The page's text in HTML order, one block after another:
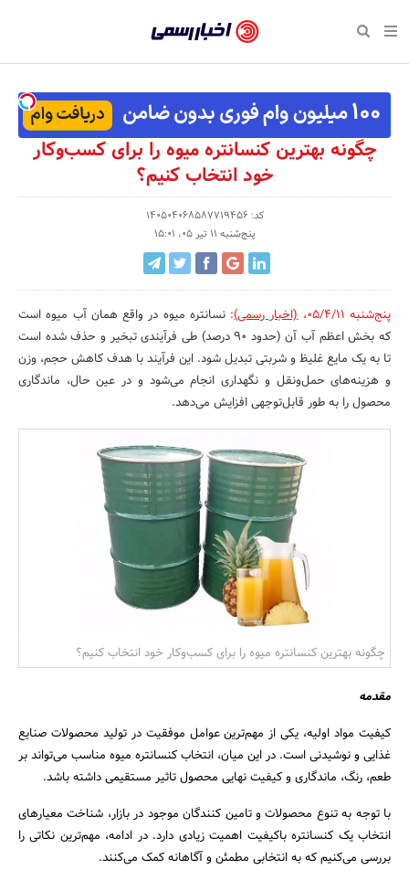
رسمی
-
اخبار
تایید
شده
شرکت‌ها،
سازمان‌ها
و
روابط
عمومی‌ها
بازگشت
صفحه نخست پایگاه خبری
اقتصادی
صفحه نخست اقتصادی
تجارت و بازار
کارآفرینی و استارتاپ
کسب و کار و خرده فروشی
صنایع غذایی و کشاورزی
کار و استخدام
بانک، بیمه و سرمایه
مسکن و ساختمان
اجتماعی
صفحه نخست اجتماعی
علم و آموزش
بهداشت و درمان
محیط زیست
تبلیغات و روابط عمومی
صفحه نخست فرهنگی
رسانه‌ها
نشریات و کتاب
صنایع دستی
صفحه نخست ورزش
تازه‌های ورزش
مکان‌های ورزشی
صفحه نخست سبک زندگی
سلامت و زیبایی
روانشناسی و موفقیت
رویداد
صفحه نخست رویداد
حراج و تخفیف
جشنواره، نمایشگاه و
چگونه بهترین کنسانتره میوه را برای کسب‌وکار
خود انتخاب کنیم؟
کد: 140504068587719456
پنج‌شنبه 11 تیر 05، 15:01
پنج‌شنبه 05/4/11 ،(اخبار رسمی):نسانتره میوه در واقع همان آب میوه است
که بخش اعظم آب آن (حدود ۹۰ درصد) طی فرآیندی تبخیر و حذف شده است
تا به یک مایع غلیظ و شربتی تبدیل شود. این فرآیند با هدف کاهش حجم، وزن
و هزینه‌های حمل‌ونقل و نگهداری انجام می‌شود و در عین حال، ماندگاری
محصول را به طور قابل‌توجهی افزایش می‌دهد.
چگونه بهترین کنسانتره میوه را برای کسب‌وکار خود انتخاب کنیم؟
مقدمه
کیفیت مواد اولیه، یکی از مهم‌ترین عوامل موفقیت در تولید محصولات صنایع
غذایی و نوشیدنی است. در این میان، انتخاب کنسانتره میوه مناسب می‌تواند بر
طعم، رنگ، ماندگاری و کیفیت نهایی محصول تاثیر مستقیمی داشته باشد.
با توجه به تنوع محصولات و تامین‌ کنندگان موجود در بازار، شناخت معیارهای
انتخاب یک کنسانتره باکیفیت اهمیت زیادی دارد. در ادامه، مهم‌ترین نکاتی را
بررسی می‌کنیم که به انتخابی مطمئن و آگاهانه کمک می‌کنند.